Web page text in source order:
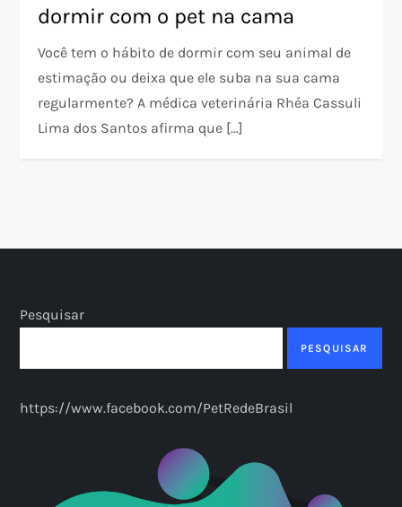
dormir com o pet na cama
Você tem o hábito de dormir com seu animal de
estimação ou deixa que ele suba na sua cama
regularmente? A médica veterinária Rhéa Cassuli
Lima dos Santos afirma que […]
Pesquisar
PESQUISAR
https://www.facebook.com/PetRedeBrasil